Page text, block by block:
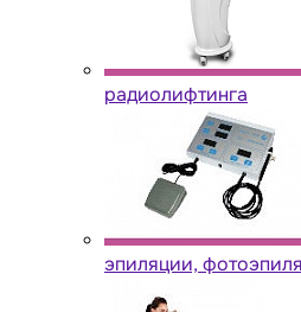
радиолифтинга
эпиляции,